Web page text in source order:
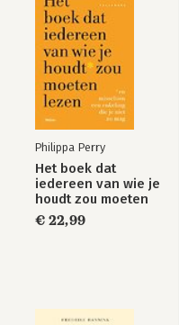
Philippa Perry
Het boek dat
iedereen van wie je
houdt zou moeten
lezen
€ 22,99